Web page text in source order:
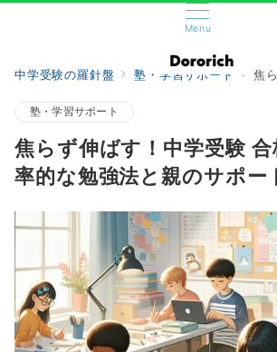
Menu
中学受験の羅針盤 塾・学習サポート 焦らず伸ば
塾・学習サポート
焦らず伸ばす！中学受験
率的な勉強法と親のサポー